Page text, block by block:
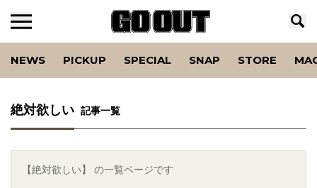
NEWS PICKUP SPECIAL SNAP STORE
絶対欲しい 記事一覧
【絶対欲しい】 の一覧ページです